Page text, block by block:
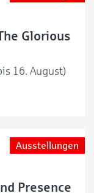
Glorious
16. August)
Ausstellungen
Presence